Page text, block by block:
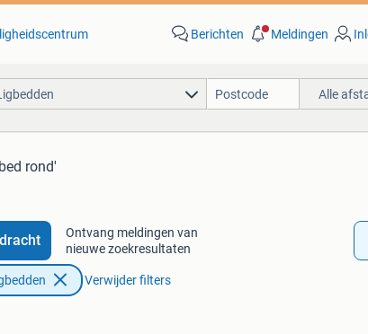
Berichten Meldingen
Alle
rond'
Ontvang meldingen van
nieuwe zoekresultaten
Verwijder filters